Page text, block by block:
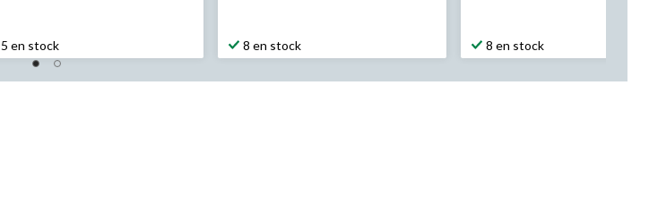
5 en stock 8 en stock 8 en stock